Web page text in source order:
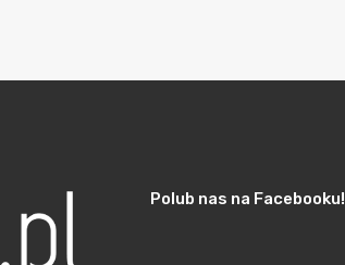
Polub nas na Facebooku!